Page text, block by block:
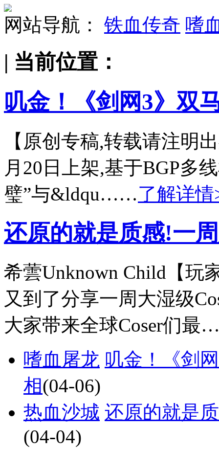
网站导航： 铁血传奇 嗜
| 当前位置：
叽金！《剑网3》双
【原创专稿,转载请注明
月20日上架,基于BGP多
璧”与&ldqu……了解详情
还原的就是质感!一
希蕓Unknown Child【玩
又到了分享一周大湿级
大家带来全球Coser们
嗜血屠龙 叽金！《剑
相(04-06)
热血沙城 还原的就是
(04-04)